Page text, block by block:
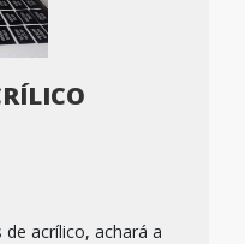
acrílico, achará a